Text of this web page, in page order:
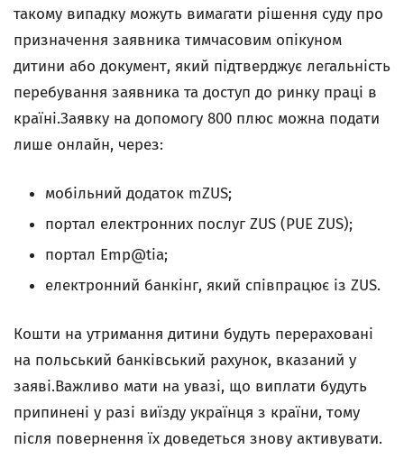
такому випадку можуть вимагати рішення суду про
призначення заявника тимчасовим опікуном
дитини або документ, який підтверджує легальність
перебування заявника та доступ до ринку праці в
країні.Заявку на допомогу 800 плюс можна подати
лише онлайн, через:
мобільний додаток mZUS;
портал електронних послуг ZUS (PUE ZUS);
портал Emp@tia;
електронний банкінг, який співпрацює із ZUS.
Кошти на утримання дитини будуть перераховані
на польський банківський рахунок, вказаний у
заяві.Важливо мати на увазі, що виплати будуть
припинені у разі виїзду українця з країни, тому
після повернення їх доведеться знову активувати.